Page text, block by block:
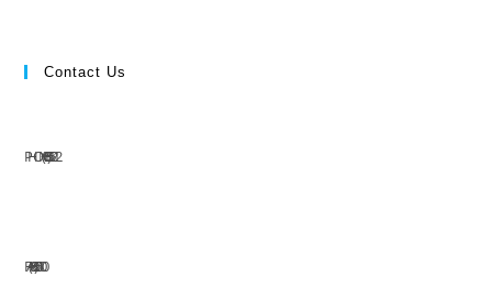
Contact Us
PHONE: (+63) 555 1212
FAX: (+63) 555 0100